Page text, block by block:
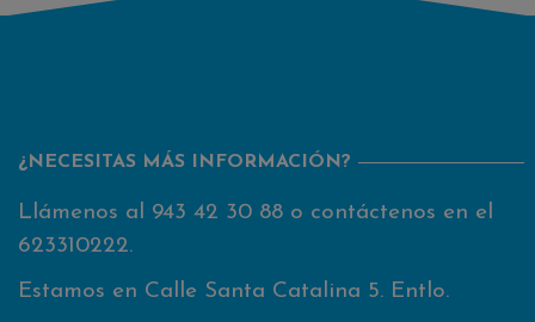
¿NECESITAS MÁS INFORMACIÓN?
Llámenos al 943 42 30 88 o contáctenos en el
623310222.
Estamos en Calle Santa Catalina 5. Entlo.